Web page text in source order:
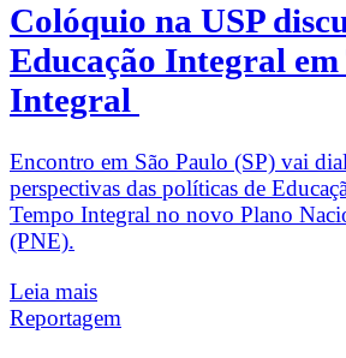
Colóquio na USP
Educação Integral em
Integral
Encontro em São Paulo (SP) vai
perspectivas das políticas de
Tempo Integral no novo Plano
(PNE).
Leia mais
Reportagem